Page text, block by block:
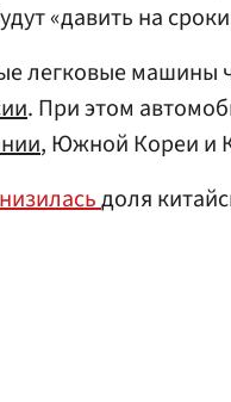
«давить на
легковые машины
. При этом
, Южной Кореи и
доля